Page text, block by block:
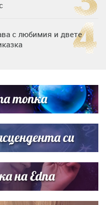
с любимия и двете
място
сватба, Стоичков и
песен
топка
си
на Edna